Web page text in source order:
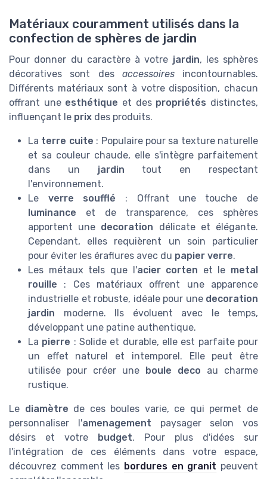
Matériaux couramment utilisés dans la
confection de sphères de jardin
Pour donner du caractère à votre jardin, les sphères
décoratives sont des accessoiresincontournables.
Différents matériaux sont à votre disposition, chacun
offrant une esthétique et des propriétés distinctes,
influençant le prix des produits.
La terre cuite : Populaire pour sa texture naturelle
et sa couleur chaude, elle s'intègre parfaitement
dans un jardin tout en respectant
l'environnement.
Le verre soufflé : Offrant une touche de
luminance et de transparence, ces sphères
apportent une decoration délicate et élégante.
Cependant, elles requièrent un soin particulier
pour éviter les éraflures avec du papier verre.
Les métaux tels que l'acier corten et le metal
rouille : Ces matériaux offrent une apparence
industrielle et robuste, idéale pour une decoration
jardin moderne. Ils évoluent avec le temps,
développant une patine authentique.
La pierre : Solide et durable, elle est parfaite pour
un effet naturel et intemporel. Elle peut être
utilisée pour créer une boule deco au charme
rustique.
Le diamètre de ces boules varie, ce qui permet de
personnaliser l'amenagement paysager selon vos
désirs et votre budget. Pour plus d'idées sur
l'intégration de ces éléments dans votre espace,
découvrez comment les bordures en granit peuvent